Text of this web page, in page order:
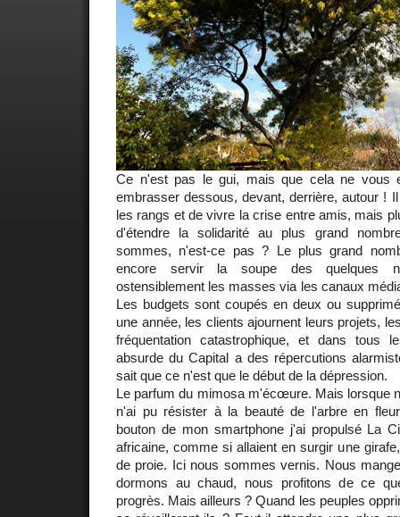
Ce n'est pas le gui, mais que cela ne vous
embrasser dessous, devant, derrière, autour !
les rangs et de vivre la crise entre amis, mais
d'étendre la solidarité au plus grand
sommes, n'est-ce pas ? Le plus grand
encore servir la soupe des quelques
ostensiblement les masses via les canaux
Les budgets sont coupés en deux ou
une année, les clients ajournent leurs projets,
fréquentation catastrophique, et dans tous
absurde du Capital a des répercutions
sait que ce n'est que le début de la dépression.
Le parfum du mimosa m'écœure. Mais lorsque
n'ai pu résister à la beauté de l'arbre en
bouton de mon smartphone j'ai propulsé La
africaine, comme si allaient en surgir une
de proie. Ici nous sommes vernis. Nous
dormons au chaud, nous profitons de ce
progrès. Mais ailleurs ? Quand les peuples